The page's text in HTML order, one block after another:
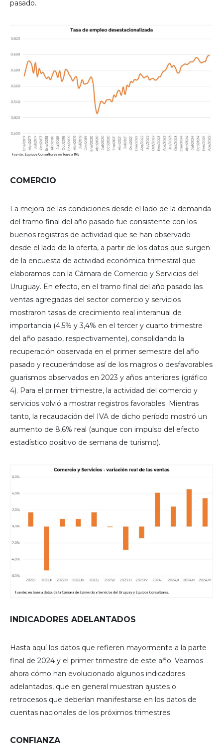
pasado.
COMERCIO
La mejora de las condiciones desde el lado de la demanda
del tramo final del año pasado fue consistente con los
buenos registros de actividad que se han observado
desde el lado de la oferta, a partir de los datos que surgen
de la encuesta de actividad económica trimestral que
elaboramos con la Cámara de Comercio y Servicios del
Uruguay. En efecto, en el tramo final del año pasado las
ventas agregadas del sector comercio y servicios
mostraron tasas de crecimiento real interanual de
importancia (4,5% y 3,4% en el tercer y cuarto trimestre
del año pasado, respectivamente), consolidando la
recuperación observada en el primer semestre del año
pasado y recuperándose así de los magros o desfavorables
guarismos observados en 2023 y años anteriores (gráfico
4). Para el primer trimestre, la actividad del comercio y
servicios volvió a mostrar registros favorables. Mientras
tanto, la recaudación del IVA de dicho período mostró un
aumento de 8,6% real (aunque con impulso del efecto
estadístico positivo de semana de turismo).
INDICADORES ADELANTADOS
Hasta aquí los datos que refieren mayormente a la parte
final de 2024 y el primer trimestre de este año. Veamos
ahora cómo han evolucionado algunos indicadores
adelantados, que en general muestran ajustes o
retrocesos que deberían manifestarse en los datos de
cuentas nacionales de los próximos trimestres.
CONFIANZA